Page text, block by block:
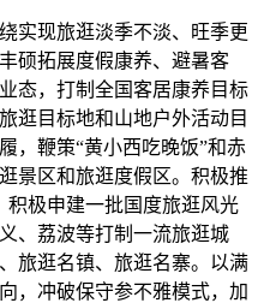
现旅逛淡季不淡、旺季更
硕拓展度假康养、避暑客
态，打制全国客居康养目标
逛目标地和山地户外活动目
，鞭策“黄小西吃晚饭”和赤
景区和旅逛度假区。积极推
积极申建一批国度旅逛风光
、荔波等打制一流旅逛城
旅逛名镇、旅逛名寨。以满
，冲破保守参不雅模式，加